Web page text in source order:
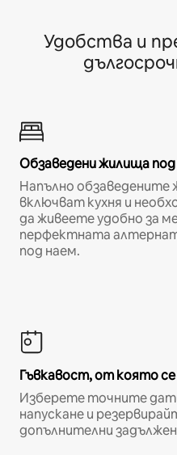
Удобства и
Обзаведени жилища
Напълно обзаведените
включват кухня и
да живеете удобно за
перфектната
под наем.
Гъвкавост, от която
Изберете точните
напускане и
допълнителни